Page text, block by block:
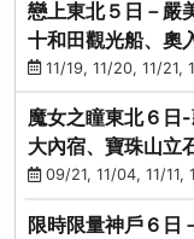
戀上東北５日－嚴
十和田觀光船、奧
（青森／仙台）
11/19, 11/20, 11/21,
魔女之瞳東北６日-
大內宿、寶珠山立
燒肉吃到飽
09/21, 11/04, 11/11,
限時限量神戶６日